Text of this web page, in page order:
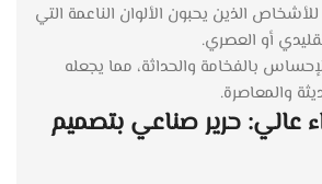
الذين يحبون الألوان الناعمة التي
أو العصري.
بالفخامة والحداثة، مما يجعله
والمعاصرة.
عالي: حرير صناعي بتصميم